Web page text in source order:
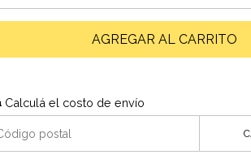
AGREGAR AL CARRITO
Calculá el costo de envío